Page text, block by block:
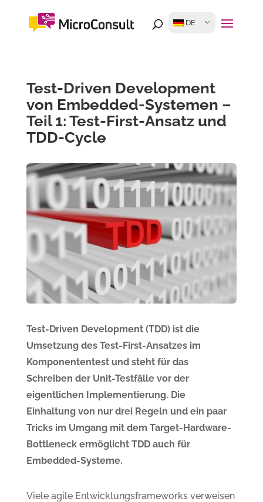
DE
Test-Driven Development
von Embedded-Systemen –
Teil 1: Test-First-Ansatz und
TDD-Cycle
Test-Driven Development (TDD) ist die
Umsetzung des Test-First-Ansatzes im
Komponententest und steht für das
Schreiben der Unit-Testfälle vor der
eigentlichen Implementierung. Die
Einhaltung von nur drei Regeln und ein paar
Tricks im Umgang mit dem Target-Hardware-
Bottleneck ermöglicht TDD auch für
Embedded-Systeme.
Viele agile Entwicklungsframeworks verweisen